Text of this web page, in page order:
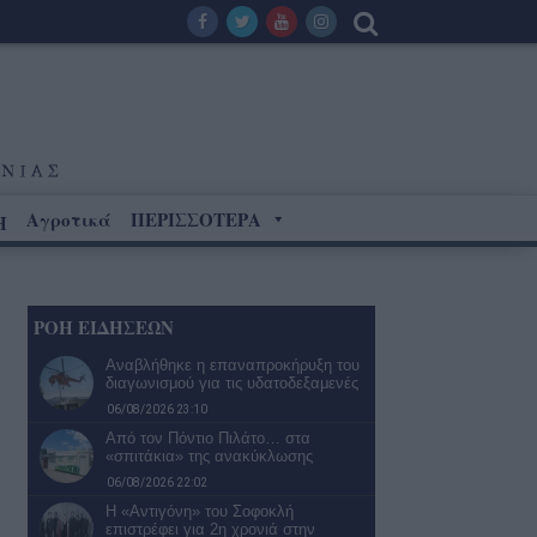
Αγροτικά ΠΕΡΙΣΣΟΤΕΡΑ
ΡΟΗ ΕΙΔΗΣΕΩΝ
Αναβλήθηκε η επαναπροκήρυξη του
διαγωνισμού για τις υδατοδεξαμενές
06/08/2026 23:10
Από τον Πόντιο Πιλάτο… στα
«σπιτάκια» της ανακύκλωσης
06/08/2026 22:02
Η «Αντιγόνη» του Σοφοκλή
επιστρέφει για 2η χρονιά στην